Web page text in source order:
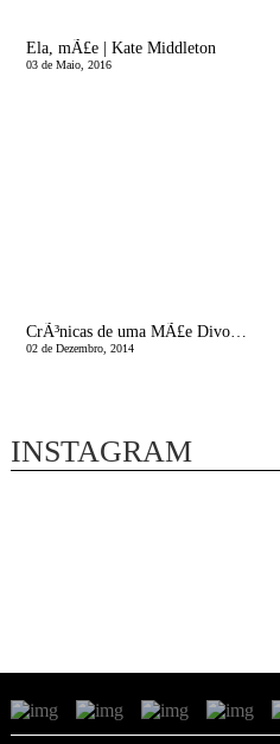
Ela, mÃ£e | Kate Middleton
03 de Maio, 2016
CrÃ³nicas de uma MÃ£e Divorciada | Quero Um Amor Assim
02 de Dezembro, 2014
INSTAGRAM